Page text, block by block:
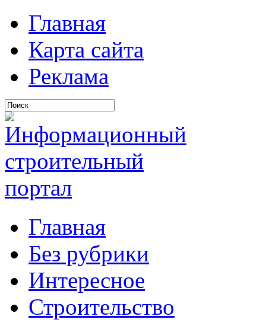
Главная
Карта сайта
Реклама
Главная
Без рубрики
Интересное
Строительство